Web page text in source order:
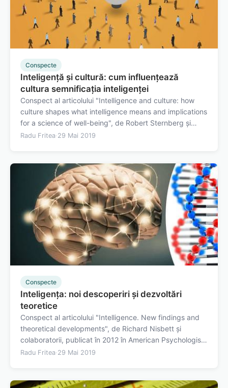
Conspecte
Inteligență și cultură: cum influențează
cultura semnificația inteligenței
Conspect al articolului "Intelligence and culture: how
culture shapes what intelligence means and implications
for a science of well-being", de Robert Sternberg și
Elena Grigorenko, publicat în 2004 în Philosophical
Radu Fritea· 29 Mai 2019
Conspecte
Inteligența: noi descoperiri și dezvoltări
teoretice
Conspect al articolului "Intelligence. New findings and
theoretical developments", de Richard Nisbett și
colaboratorii, publicat în 2012 în American Psychologist.
Măsurarea inteligenței&nbsp;este una dintre cele mai
Radu Fritea· 29 Mai 2019